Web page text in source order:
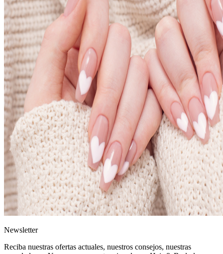
Newsletter
Reciba nuestras ofertas actuales, nuestros consejos, nuestras